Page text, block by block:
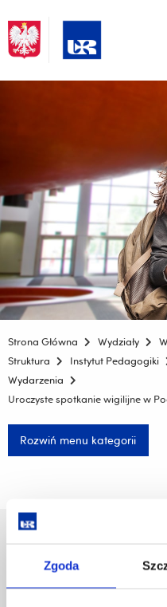
Zgoda
Strona Główna Wydziały
Struktura
Instytut Pedagogiki
Wydarzenia
Uroczyste spotkanie wigilijne w
Rozwiń menu kategorii
Al. Tadeusza